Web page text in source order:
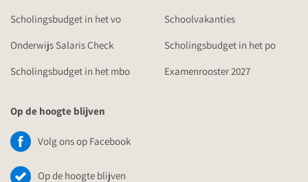
Scholingsbudget in het vo
Schoolvakanties
Onderwijs Salaris Check
Scholingsbudget in het po
Scholingsbudget in het mbo
Examenrooster 2027
Op de hoogte blijven
Volg ons op Facebook
Op de hoogte blijven